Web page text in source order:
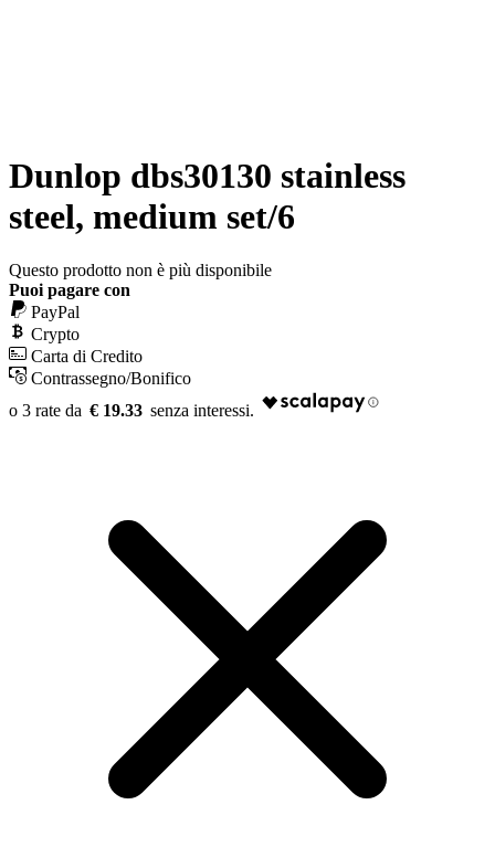
Dunlop dbs30130 stainless
steel, medium set/6
Questo prodotto non è più disponibile
Puoi pagare con
PayPal
Crypto
Carta di Credito
Contrassegno/Bonifico
€ 19.33